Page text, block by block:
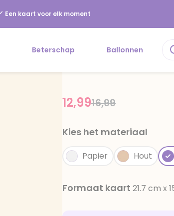
Een kaart voor elk moment
Beterschap Ballonnen
Price reduced
16,99to
12,99
Kies het materiaal
Papier Hout
Formaat kaart 21.7 cm x